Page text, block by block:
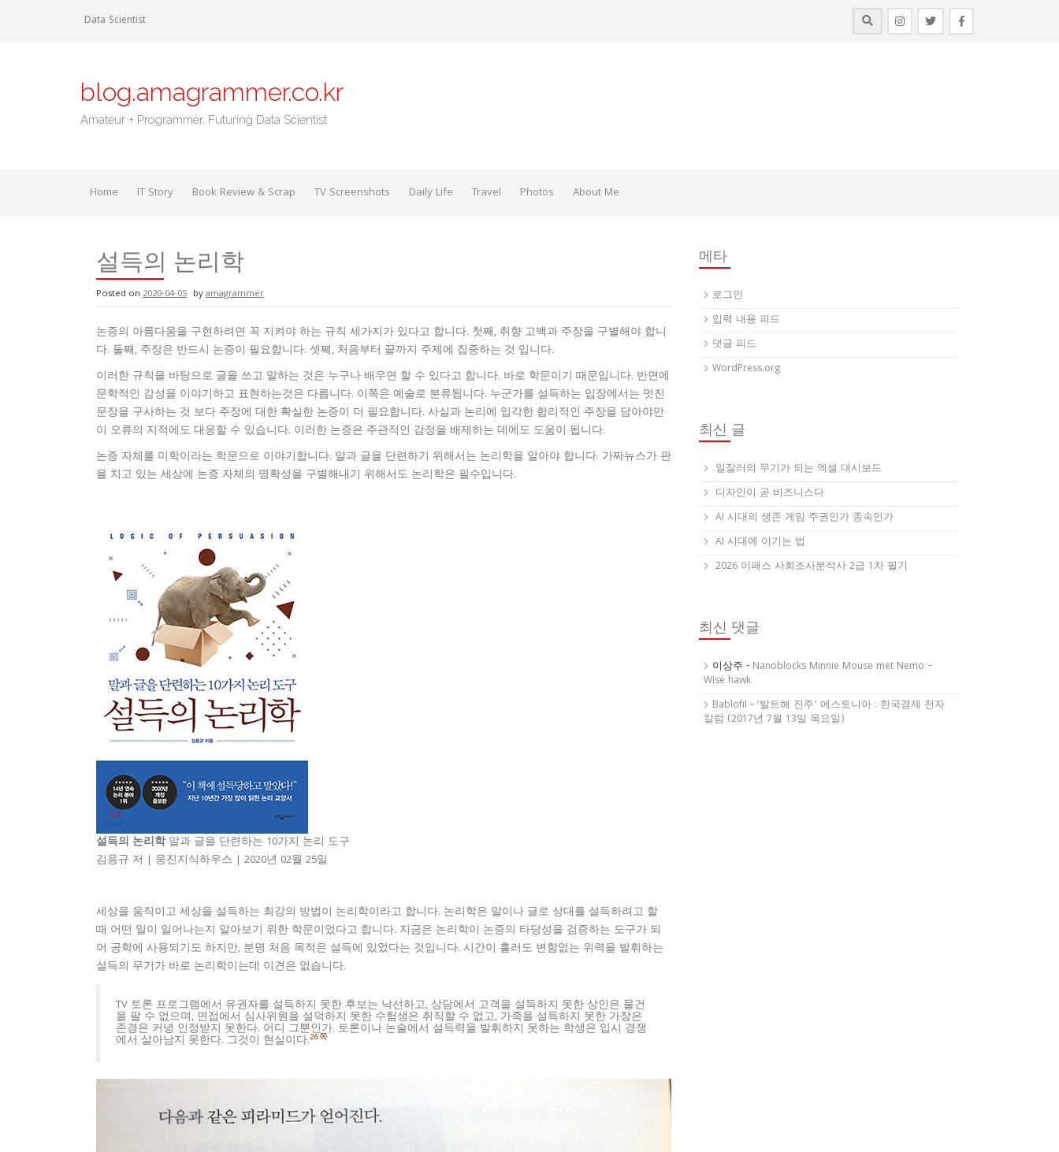
Data Scientist
blog.amagrammer.co.kr
Amateur + Programmer, Futuring Data Scientist
Home IT Story Book Review & Scrap TV Screenshots Daily Life Travel Photos About Me
설득의 논리학
Posted on 2020-04-05 byamagrammer
논증의 아름다움을 구현하려면 꼭 지켜야 하는 규칙 세가지가 있다고 합니다. 첫째, 취향 고백과 주장을 구별해야 합니
다. 둘째, 주장은 반드시 논증이 필요합니다. 셋쩨, 처음부터 끝까지 주제에 집중하는 것 입니다.
이러한 규칙을 바탕으로 글을 쓰고 말하는 것은 누구나 배우면 할 수 있다고 합니다. 바로 학문이기 때문입니다. 반면에
문학적인 감성을 이야기하고 표현하는것은 다릅니다. 이쪽은 예술로 분류됩니다. 누군가를 설득하는 입장에서는 멋진
문장을 구사하는 것 보다 주장에 대한 확실한 논증이 더 필요합니다. 사실과 논리에 입각한 합리적인 주장을 담아야만
이 오류의 지적에도 대응할 수 있습니다. 이러한 논증은 주관적인 감정을 배제하는 데에도 도움이 됩니다.
논증 자체를 미학이라는 학문으로 이야기합니다. 말과 글을 단련하기 위해서는 논리학을 알아야 합니다. 가짜뉴스가 판
을 치고 있는 세상에 논증 자체의 명확성을 구별해내기 위해서도 논리학은 필수입니다.
설득의 논리학말과 글을 단련하는 10가지 논리 도구
김용규 저 | 웅진지식하우스 | 2020년 02월 25일
세상을 움직이고 세상을 설득하는 최강의 방법이 논리학이라고 합니다. 논리학은 말이나 글로 상대를 설득하려고 할
때 어떤 일이 일어나는지 알아보기 위한 학문이었다고 합니다. 지금은 논리학이 논증의 타당성을 검증하는 도구가 되
어 공학에 사용되기도 하지만, 분명 처음 목적은 설득에 있었다는 것입니다. 시간이 흘러도 변함없는 위력을 발휘하는
설득의 무기가 바로 논리학이는데 이견은 없습니다.
TV 토론 프로그램에서 유권자를 설득하지 못한 후보는 낙선하고, 상담에서 고객을 설득하지 못한 상인은 물건
을 팔 수 없으며, 면접에서 심사위원을 설덕하지 못한 수험생은 취직할 수 없고, 가족을 설득하지 못한 가장은
존경은 커녕 인정받지 못한다. 어디 그뿐인가. 토론이나 논술에서 설득력을 발휘하지 못하는 학생은 입시 경쟁
에서 살아남지 못한다. 그것이 현실이다.26쪽
메타
로그인
입력 내용 피드
댓글 피드
WordPress.org
최신 글
일잘러의 무기가 되는 엑셀 대시보드
디자인이 곧 비즈니스다
AI 시대의 생존 게임 주권인가 종속인가
AI 시대에 이기는 법
2026 이패스 사회조사분석사 2급 1차 필기
최신 댓글
이상주 - Nanoblocks Minnie Mouse met Nemo –
Wise hawk
Bablofil - ‘발트해 진주’ 에스토니아 : 한국경제 천자
칼럼 (2017년 7월 13일 목요일)